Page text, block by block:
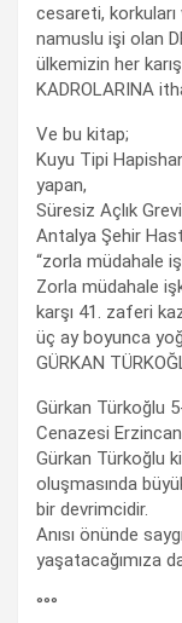
cesareti, korkuları
namuslu işi olan
ülkemizin her
KADROLARINA
Ve bu kitap;
Kuyu Tipi
yapan,
Süresiz Açlık
Antalya Şehir
“zorla müdahale
Zorla müdahale
karşı 41. zaferi
üç ay boyunca
GÜRKAN
Gürkan Türkoğlu
Cenazesi
Gürkan Türkoğlu
oluşmasında
bir devrimcidir.
Anısı önünde
yaşatacağımıza
°°°